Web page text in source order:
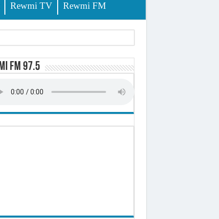
Rewmi TV Rewmi FM
FM 97.5